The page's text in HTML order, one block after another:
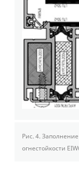
Рис. 4.Заполнение
огнестойкости